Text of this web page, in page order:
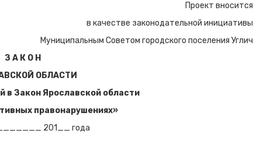
Проект вносится
в качестве законодательной инициативы
Муниципальным Советом городского поселения Углич
З А К О Н
ОБЛАСТИ
в Закон Ярославской области
правонарушениях»
201__ года